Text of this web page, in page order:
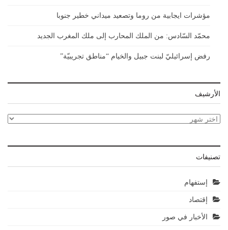
مؤشرات ايجابية من روما وتصعيد ميداني خطير جنوبا
محمّد السّادس: من الملك المحارب إلى ملك المغرب الجديد
رفض إسرائيليّ لبنت جبيل والخيام “مناطق تجريبيّة”
الأرشيف
الأرشيف
تصنيفات
إستفهام
إقتصاد
الأخبار في صور